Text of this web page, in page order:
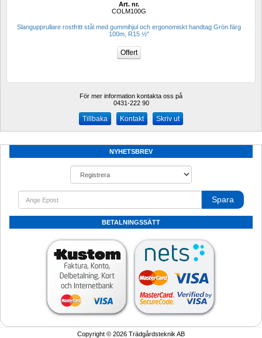
Art. nr.
COLM100G
Slangupprullare rostfritt stål med gummihjul och ergonomiskt handtag Grön färg
100m, R15 ½"
För mer information kontakta oss på
0431-222 90
Kontakt Skriv ut
NYHETSBREV
Spara
BETALNINGSSÄTT
Copyright © 2026 Trädgårdsteknik AB